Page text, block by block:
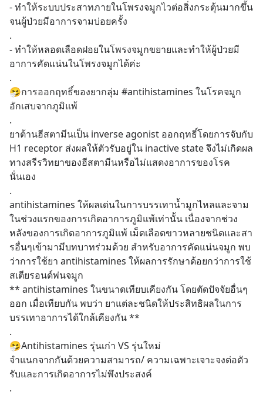
- ทำให้ระบบประสาทภายในโพรงจมูกไวต่อสิ่งกระตุ้นมากขึ้น
จนผู้ป่วยมีอาการจามบ่อยครั้ง
.
- ทำให้หลอดเลือดฝอยในโพรงจมูกขยายและทำให้ผู้ป่วยมี
อาการคัดแน่นในโพรงจมูกได้ค่ะ
.
🤧การออกฤทธิ์ของยากลุ่ม #antihistamines ในโรคจมูก
อักเสบจากภูมิแพ้
.
ยาต้านฮีสตามีนเป็น inverse agonist ออกฤทธิ์โดยการจับกับ
H1 receptor ส่งผลให้ตัวรับอยู่ใน inactive state จึงไม่เกิดผล
ทางสรีรวิทยาของฮีสตามีนหรือไม่แสดงอาการของโรค
นั่นเอง
.
antihistamines ให้ผลเด่นในการบรรเทาน้ำมูกไหลและจาม
ในช่วงแรกของการเกิดอาการภูมิแพ้เท่านั้น เนื่องจากช่วง
หลังของการเกิดอาการภูมิแพ้ เม็ดเลือดขาวหลายชนิดและสา
รอื่นๆเข้ามามีบทบาทร่วมด้วย สำหรับอาการคัดแน่นจมูก พบ
ว่าการใช้ยา antihistamines ให้ผลการรักษาด้อยกว่าการใช้
สเตียรอนด์พ่นจมูก
** antihistamines ในขนาดเทียบเคียงกัน โดยตัดปัจจัยอื่นๆ
ออก เมื่อเทียบกัน พบว่า ยาแต่ละชนิดให้ประสิทธิผลในการ
บรรเทาอาการได้ใกล้เคียงกัน **
.
🤧Antihistamines รุ่นเก่า VS รุ่นใหม่
จำแนกจากกันด้วยความสามารถ/ ความเฉพาะเจาะจงต่อตัว
รับและการเกิดอาการไม่พึงประสงค์
.